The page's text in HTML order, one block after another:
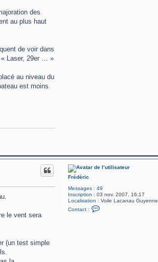
des
au plus haut
de voir dans
« Laser, 29er … »
au niveau du
est moins
Frédéric
Messages : 49
Inscription : 03 nov. 2007, 16:17
Localisation : Voile Lacanau Guyenne
Contact :
le vent sera
(un test simple